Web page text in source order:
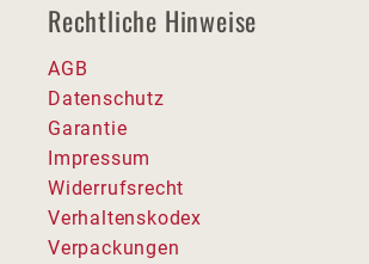
Rechtliche Hinweise
AGB
Datenschutz
Garantie
Impressum
Widerrufsrecht
Verhaltenskodex
Verpackungen